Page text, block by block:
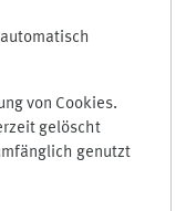
von Cookies.
gelöscht
genutzt